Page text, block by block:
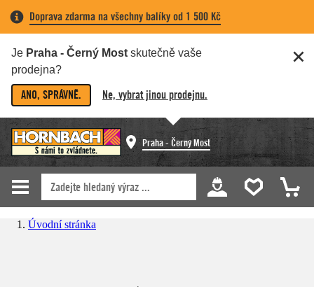
Doprava zdarma na všechny balíky od 1 500 Kč
Je Praha - Černý Most skutečně vaše
prodejna?
ANO, SPRÁVNĚ. Ne, vybrat jinou prodejnu.
Praha - Černý Most
Úvodní stránka